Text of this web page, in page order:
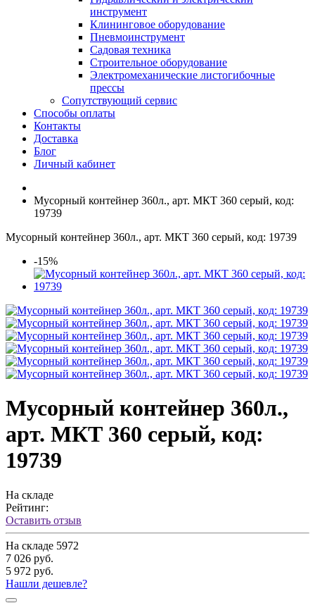
инструмент
Клининговое оборудование
Пневмоинструмент
Садовая техника
Строительное оборудование
Электромеханические листогибочные
прессы
Сопутствующий сервис
Способы оплаты
Контакты
Доставка
Блог
Личный кабинет
Мусорный контейнер 360л., арт. МКТ 360 серый, код:
19739
Мусорный контейнер 360л., арт. МКТ 360 серый, код: 19739
-15%
Мусорный контейнер 360л.,
арт. МКТ 360 серый, код:
19739
На складе
Рейтинг:
Оставить отзыв
На складе 5972
7 026 руб.
5 972 руб.
Нашли дешевле?